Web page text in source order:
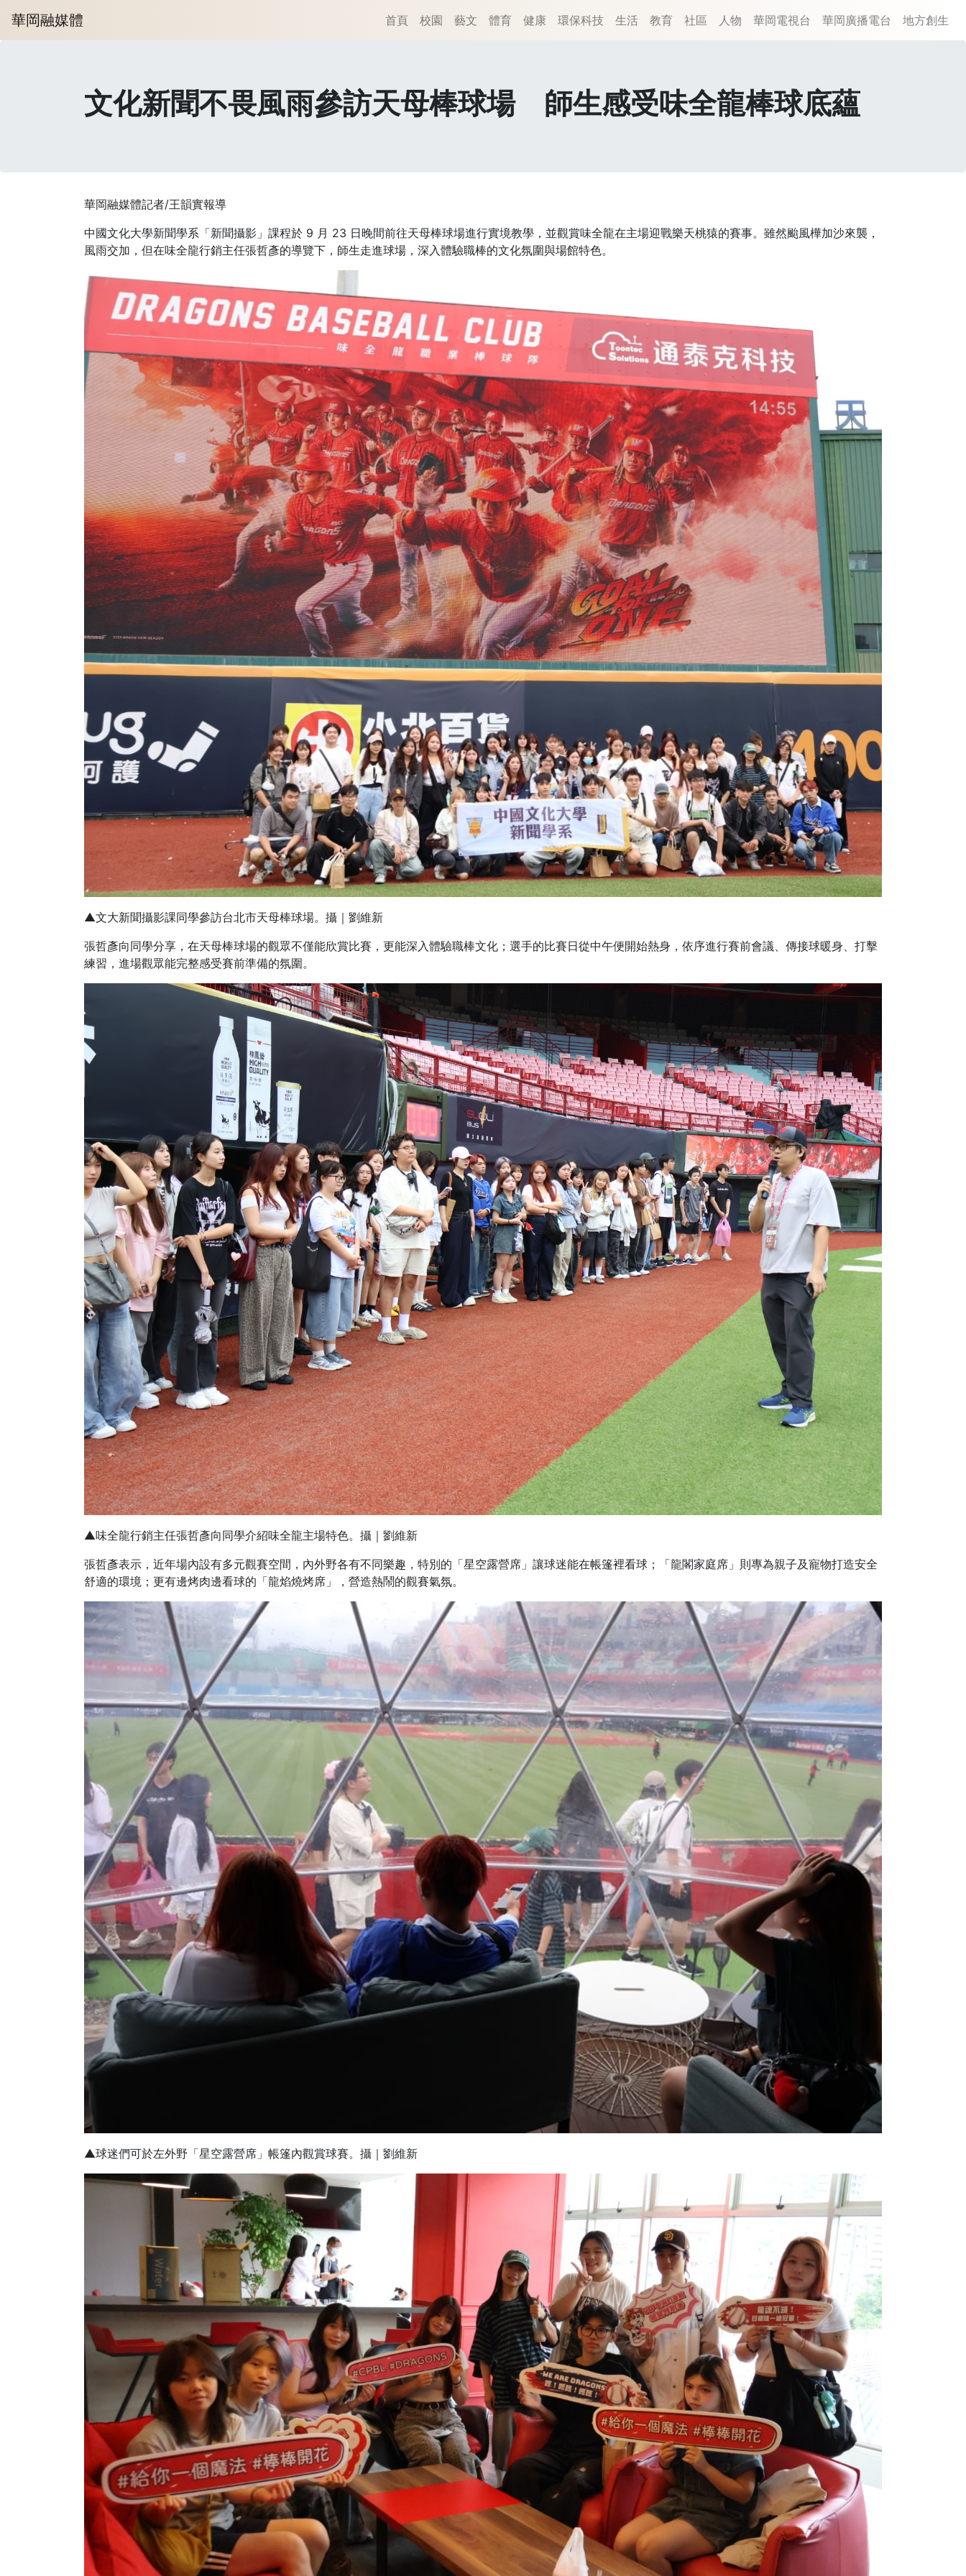
華岡融媒體 首頁 校園 藝文 體育 健康 環保科技 生活 教育 社區 人物 華岡電視台 華岡廣播電台 地方創生
文化新聞不畏風雨參訪天母棒球場 師生感受味全龍棒球底蘊
華岡融媒體記者/王韻實報導
中國文化大學新聞學系「新聞攝影」課程於 9 月 23 日晚間前往天母棒球場進行實境教學，並觀賞味全龍在主場迎戰樂天桃猿的賽事。雖然颱風樺加沙來襲，
風雨交加，但在味全龍行銷主任張哲彥的導覽下，師生走進球場，深入體驗職棒的文化氛圍與場館特色。
▲文大新聞攝影課同學參訪台北市天母棒球場。攝｜劉維新
張哲彥向同學分享，在天母棒球場的觀眾不僅能欣賞比賽，更能深入體驗職棒文化；選手的比賽日從中午便開始熱身，依序進行賽前會議、傳接球暖身、打擊
練習，進場觀眾能完整感受賽前準備的氛圍。
▲味全龍行銷主任張哲彥向同學介紹味全龍主場特色。攝｜劉維新
張哲彥表示，近年場內設有多元觀賽空間，內外野各有不同樂趣，特別的「星空露營席」讓球迷能在帳篷裡看球；「龍閣家庭席」則專為親子及寵物打造安全
舒適的環境；更有邊烤肉邊看球的「龍焰燒烤席」，營造熱鬧的觀賽氣氛。
▲球迷們可於左外野「星空露營席」帳篷內觀賞球賽。攝｜劉維新